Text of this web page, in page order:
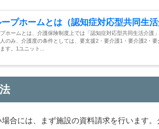
プホームとは（認知症対応型共同生活
ホームとは、介護保険制度上では「認知症対応型共同生活介
のみ、介護度の条件としては、要支援2・要介護1・要介護2・
す。1ユニット...
合には、まず施設の資料請求を行います